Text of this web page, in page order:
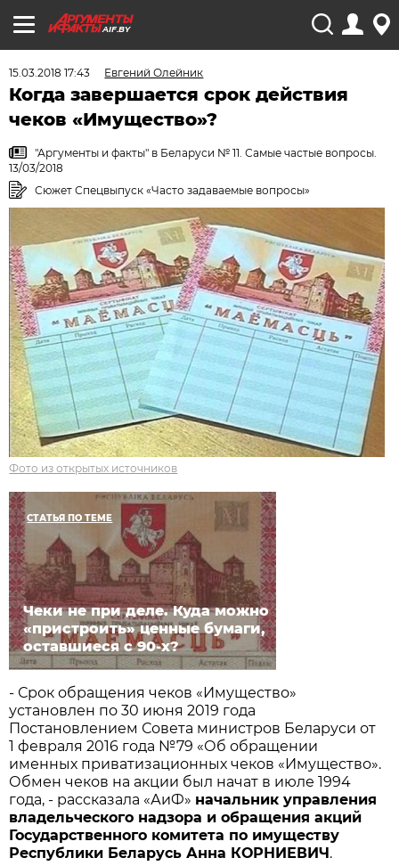
AIF.BY
15.03.2018 17:43 Евгений Олейник
Когда завершается срок действия
чеков «Имущество»?
"Аргументы и факты" в Беларуси № 11. Самые частые вопросы.
13/03/2018
Сюжет Спецвыпуск «Часто задаваемые вопросы»
Фото из открытых источников
СТАТЬЯ ПО ТЕМЕ
Чеки не при деле. Куда можно
«пристроить» ценные бумаги,
оставшиеся с 90-х?
- Срок обращения чеков «Имущество»
установлен по 30 июня 2019 года
Постановлением Совета министров Беларуси от
1 февраля 2016 года №79 «Об обращении
именных приватизационных чеков «Имущество».
Обмен чеков на акции был начат в июле 1994
года, - рассказала «АиФ» начальник управления
владельческого надзора и обращения акций
Государственного комитета по имуществу
Республики Беларусь Анна КОРНИЕВИЧ.